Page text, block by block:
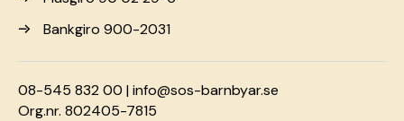
Bankgiro 900-2031
08-545 832 00 |info@sos-barnbyar.se
Org.nr. 802405-7815